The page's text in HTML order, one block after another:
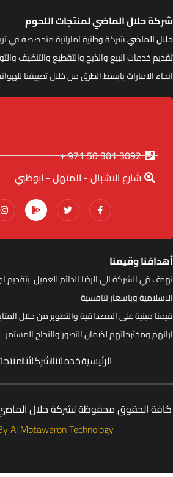
حلال الماضي لمنتجات اللحوم
الماضيشركة وطنية اماراتية متخصصة في
خدمات البيع والذبح والتقطيع والتنظيف
الامارات بابسط الطرق من خلال تطبيقنا
3092 301 50 971 +
شارع الاشبال - المنهل - ابوظبي
وقيمنا
في الشركة الي الرضا الدائم للعميل بتقديم
وباسعار تنافسية
مبنية على المصداقية والتطوير من خلال
ومخترحاتهم لضمان التطور والنجاح المستمر
الرئيسيةخدماتناشركائنا
كافة الحقوق محفوظة لشركة حلال الماضي
Al Motaweron Technology